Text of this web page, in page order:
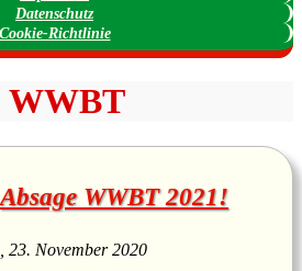
Datenschutz
Cookie-Richtlinie
WWBT
Absage WWBT 2021!
23. November 2020